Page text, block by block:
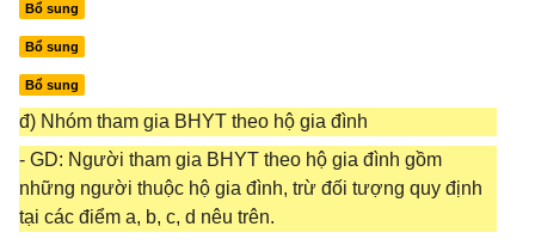
Bổ sung
Bổ sung
Bổ sung
đ) Nhóm tham gia BHYT theo hộ gia đình
- GD: Người tham gia BHYT theo hộ gia đình gồm
những người thuộc hộ gia đình, trừ đối tượng quy định
tại các điểm a, b, c, d nêu trên.